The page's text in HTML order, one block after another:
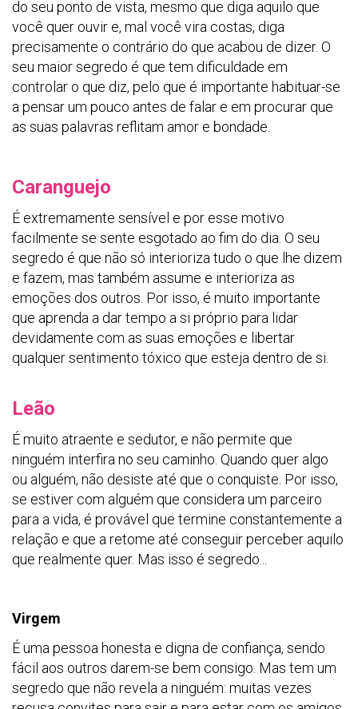
do seu ponto de vista, mesmo que diga aquilo que
você quer ouvir e, mal você vira costas, diga
precisamente o contrário do que acabou de dizer. O
seu maior segredo é que tem dificuldade em
controlar o que diz, pelo que é importante habituar-se
a pensar um pouco antes de falar e em procurar que
as suas palavras reflitam amor e bondade.
Caranguejo
É extremamente sensível e por esse motivo
facilmente se sente esgotado ao fim do dia. O seu
segredo é que não só interioriza tudo o que lhe dizem
e fazem, mas também assume e interioriza as
emoções dos outros. Por isso, é muito importante
que aprenda a dar tempo a si próprio para lidar
devidamente com as suas emoções e libertar
qualquer sentimento tóxico que esteja dentro de si.
Leão
É muito atraente e sedutor, e não permite que
ninguém interfira no seu caminho. Quando quer algo
ou alguém, não desiste até que o conquiste. Por isso,
se estiver com alguém que considera um parceiro
para a vida, é provável que termine constantemente a
relação e que a retome até conseguir perceber aquilo
que realmente quer. Mas isso é segredo...
Virgem
É uma pessoa honesta e digna de confiança, sendo
fácil aos outros darem-se bem consigo. Mas tem um
segredo que não revela a ninguém: muitas vezes